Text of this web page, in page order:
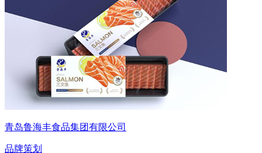
青岛鲁海丰食品集团有限公司
品牌策划